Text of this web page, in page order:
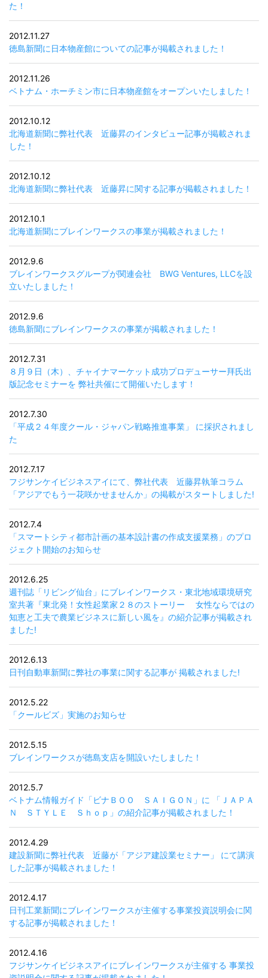
た！
2012.11.27
徳島新聞に日本物産館についての記事が掲載されました！
2012.11.26
ベトナム・ホーチミン市に日本物産館をオープンいたしました！
2012.10.12
北海道新聞に弊社代表 近藤昇のインタビュー記事が掲載されま
した！
2012.10.12
北海道新聞に弊社代表 近藤昇に関する記事が掲載されました！
2012.10.1
北海道新聞にブレインワークスの事業が掲載されました！
2012.9.6
ブレインワークスグループが関連会社 BWG Ventures, LLCを設
立いたしました！
2012.9.6
徳島新聞にブレインワークスの事業が掲載されました！
2012.7.31
８月９日（木）、チャイナマーケット成功プロデューサー拜氏出
版記念セミナーを 弊社共催にて開催いたします！
2012.7.30
「平成２４年度クール・ジャパン戦略推進事業」 に採択されまし
た
2012.7.17
フジサンケイビジネスアイにて、弊社代表 近藤昇執筆コラム
「アジアでもう一花咲かせませんか」の掲載がスタートしました!
2012.7.4
「スマートシティ都市計画の基本設計書の作成支援業務」のプロ
ジェクト開始のお知らせ
2012.6.25
週刊誌「リビング仙台」にブレインワークス・東北地域環境研究
室共著『東北発！女性起業家２８のストーリー 女性ならではの
知恵と工夫で農業ビジネスに新しい風を』の紹介記事が掲載され
ました!
2012.6.13
日刊自動車新聞に弊社の事業に関する記事が 掲載されました!
2012.5.22
「クールビズ」実施のお知らせ
2012.5.15
ブレインワークスが徳島支店を開設いたしました！
2012.5.7
ベトナム情報ガイド「ビナＢＯＯ ＳＡＩＧＯＮ」に 「ＪＡＰＡ
Ｎ ＳＴＹＬＥ Ｓｈｏｐ」の紹介記事が掲載されました！
2012.4.29
建設新聞に弊社代表 近藤が「アジア建設業セミナー」 にて講演
した記事が掲載されました！
2012.4.17
日刊工業新聞にブレインワークスが主催する事業投資説明会に関
する記事が掲載されました！
2012.4.16
フジサンケイビジネスアイにブレインワークスが主催する 事業投